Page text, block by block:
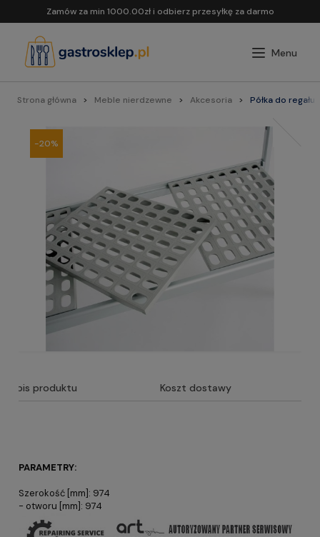
Zamów za min 1000.00zł i odbierz przesyłkę za darmo
Strona główna Meble nierdzewne Akcesoria Półka do regału
-20%
Opis produktu Koszt dostawy
PARAMETRY:
Szerokość [mm]: 974
- otworu [mm]: 974